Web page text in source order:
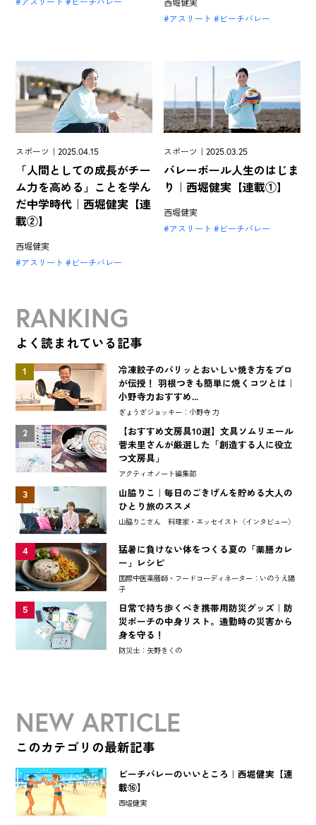
西堀健実
アスリート
ビーチバレー
スポーツ｜2025.04.15
「人間としての成長がチー
ム力を高める」ことを学ん
だ中学時代｜西堀健実【連
載②】
西堀健実
アスリート
ビーチバレー
スポーツ｜2025.03.25
バレーボール人生のはじま
り｜西堀健実【連載①】
西堀健実
アスリート
ビーチバレー
RANKING
よく読まれている記事
1
冷凍餃子のパリッとおいしい焼き方をプロ
が伝授！ 羽根つきも簡単に焼くコツとは｜
小野寺力おすすめ...
ぎょうざジョッキー：小野寺 力
2
【おすすめ文房具10選】文具ソムリエール
菅未里さんが厳選した「創造する人に役立
つ文房具」
アクティオノート編集部
3
山脇りこ｜毎日のごきげんを貯める大人の
ひとり旅のススメ
山脇りこさん 料理家・エッセイスト〈インタビュー〉
4
猛暑に負けない体をつくる夏の「薬膳カレ
ー」レシピ
国際中医薬膳師・フードコーディネーター：いのうえ陽
子
5
日常で持ち歩くべき携帯用防災グッズ｜防
災ポーチの中身リスト。通勤時の災害から
身を守る！
防災士：矢野きくの
NEW ARTICLE
このカテゴリの最新記事
ビーチバレーのいいところ｜西堀健実【連
載⑯】
西堀健実